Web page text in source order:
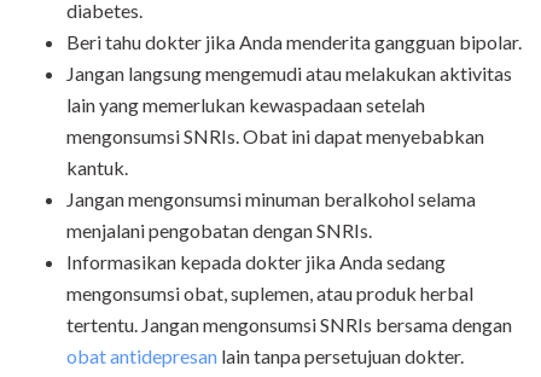
diabetes.
Beri tahu dokter jika Anda menderita gangguan bipolar.
Jangan langsung mengemudi atau melakukan aktivitas
lain yang memerlukan kewaspadaan setelah
mengonsumsi SNRIs. Obat ini dapat menyebabkan
kantuk.
Jangan mengonsumsi minuman beralkohol selama
menjalani pengobatan dengan SNRIs.
Informasikan kepada dokter jika Anda sedang
mengonsumsi obat, suplemen, atau produk herbal
tertentu. Jangan mengonsumsi SNRIs bersama dengan
obat antidepresan lain tanpa persetujuan dokter.